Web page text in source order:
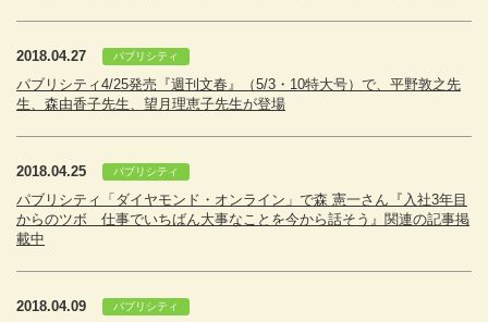
2018.04.27 パブリシティ
パブリシティ4/25発売『週刊文春』（5/3・10特大号）で、平野敦之先
生、森由香子先生、望月理恵子先生が登場
2018.04.25 パブリシティ
パブリシティ「ダイヤモンド・オンライン」で森 憲一さん『入社3年目
からのツボ 仕事でいちばん大事なことを今から話そう』関連の記事掲
載中
2018.04.09 パブリシティ